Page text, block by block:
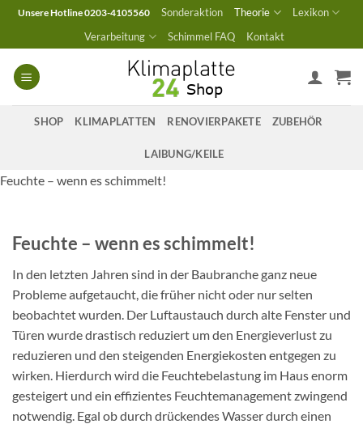
Zum
springen
Unsere Hotline 0203-4105560 Sonderaktion Theorie
Lexikon
Verarbeitung
Schimmel FAQ Kontakt
SHOP KLIMAPLATTEN RENOVIERPAKETE ZUBEHÖR
LAIBUNG/KEILE
Feuchte – wenn es schimmelt!
Feuchte – wenn es schimmelt!
In den letzten Jahren sind in der Baubranche ganz neue
Probleme aufgetaucht, die früher nicht oder nur selten
beobachtet wurden. Der Luftaustauch durch alte Fenster und
Türen wurde drastisch reduziert um den Energieverlust zu
reduzieren und den steigenden Energiekosten entgegen zu
wirken. Hierdurch wird die Feuchtebelastung im Haus enorm
gesteigert und ein effizientes Feuchtemanagement zwingend
notwendig. Egal ob durch drückendes Wasser durch einen